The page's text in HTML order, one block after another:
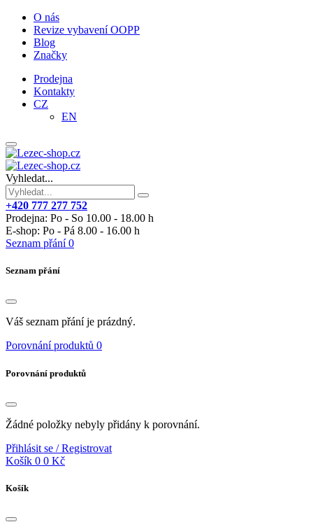
O nás
Revize vybavení OOPP
Blog
Značky
Prodejna
Kontakty
CZ
EN
Vyhledat...
+420 777 277 752
Prodejna: Po - So 10.00 - 18.00 h
E-shop: Po - Pá 8.00 - 16.00 h
Seznam přání 0
Seznam přání
Váš seznam přání je prázdný.
Porovnání produktů 0
Porovnání produktů
Žádné položky nebyly přidány k porovnání.
Přihlásit se / Registrovat
Košík 0 0 Kč
Košík